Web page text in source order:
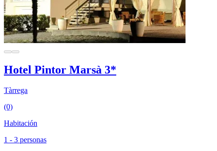
Hotel Pintor Marsà 3*
Tàrrega
(0)
Habitación
1 - 3 personas